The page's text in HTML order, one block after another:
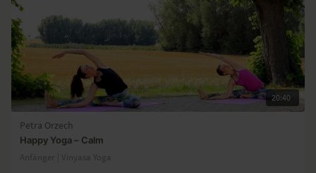
20:40
Petra Orzech
Happy Yoga – Calm
Anfänger | Vinyasa Yoga